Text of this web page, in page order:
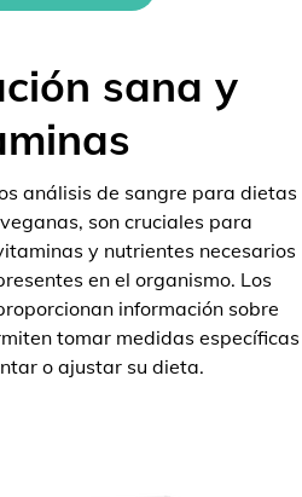
sana y
análisis de sangre para dietas
son cruciales para
y nutrientes necesarios
en el organismo. Los
información sobre
tomar medidas específicas
o ajustar su dieta.